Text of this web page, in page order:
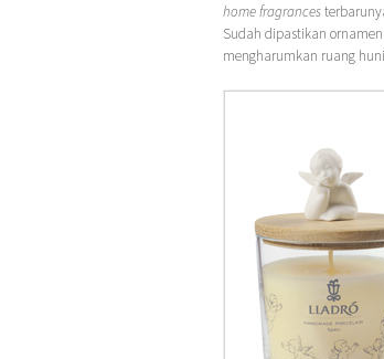
home fragrances
Sudah dipastikan
mengharumkan ruang